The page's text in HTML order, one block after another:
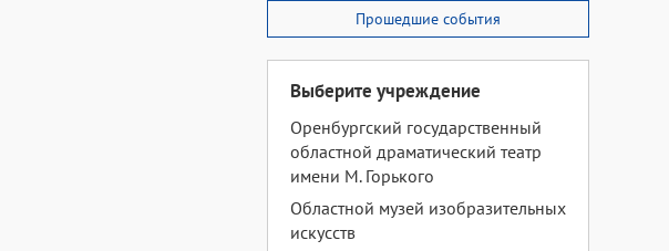
Прошедшие события
Выберите учреждение
Оренбургский государственный
областной драматический театр
имени М. Горького
Областной музей изобразительных
искусств